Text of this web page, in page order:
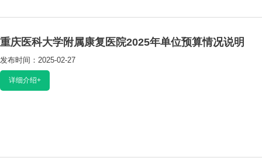
重庆医科大学附属康复医院2025年单位预算情况说明
发布时间：2025-02-27
阅读：6819
详细介绍+